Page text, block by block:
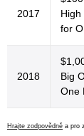
2017
High
for
2018
Big
One
Hrajte zodpovědně a pro